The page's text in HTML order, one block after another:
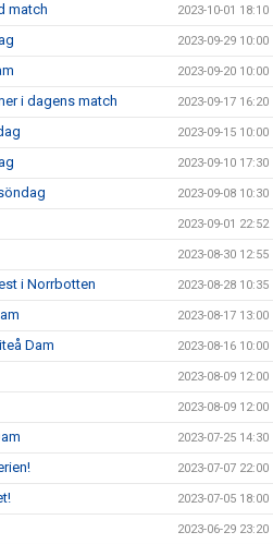
match 2023-10-01 18:10
2023-09-29 10:00
2023-09-20 10:00
i dagens match 2023-09-17 16:20
2023-09-15 10:00
2023-09-10 17:30
2023-09-08 10:30
2023-09-01 22:52
2023-08-30 12:55
i Norrbotten 2023-08-28 10:35
2023-08-17 13:00
Dam 2023-08-16 10:00
2023-08-09 12:00
2023-08-09 12:00
2023-07-25 14:30
2023-07-07 22:00
2023-07-05 18:00
2023-06-29 23:20